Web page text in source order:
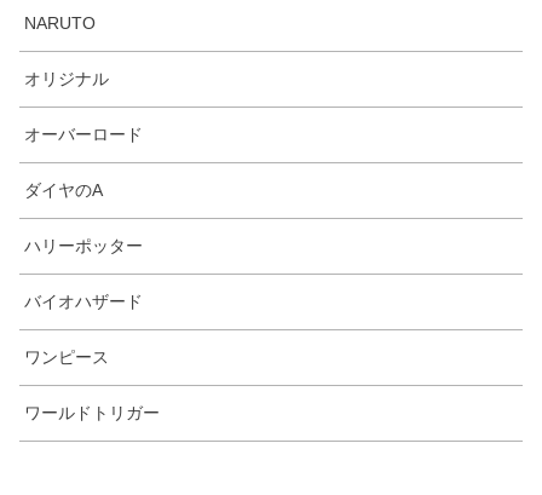
NARUTO
オリジナル
オーバーロード
ダイヤのA
ハリーポッター
バイオハザード
ワンピース
ワールドトリガー